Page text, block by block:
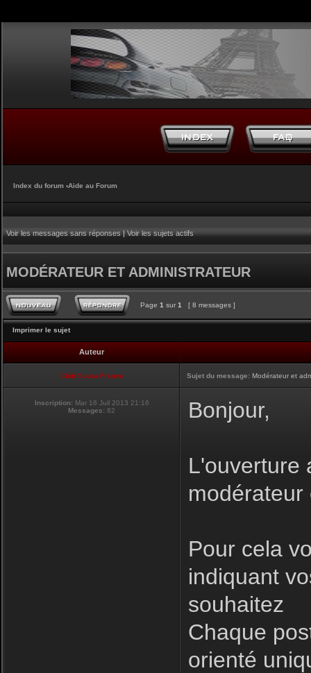
Index du forum ‹Aide au Forum
Voir les messages sans réponses|Voir les sujets actifs
MODÉRATEUR ET ADMINISTRATEUR
Page 1 sur 1 [ 8 messages ]
Imprimer le sujet
Auteur
Club Supra France Sujet du message: Modérateur et
Inscription: Mar 16 Juil 2013 21:16
Messages: 82 Bonjour,
L'ouverture
modérateur
Pour cela
indiquant
souhaitez
Chaque
orienté